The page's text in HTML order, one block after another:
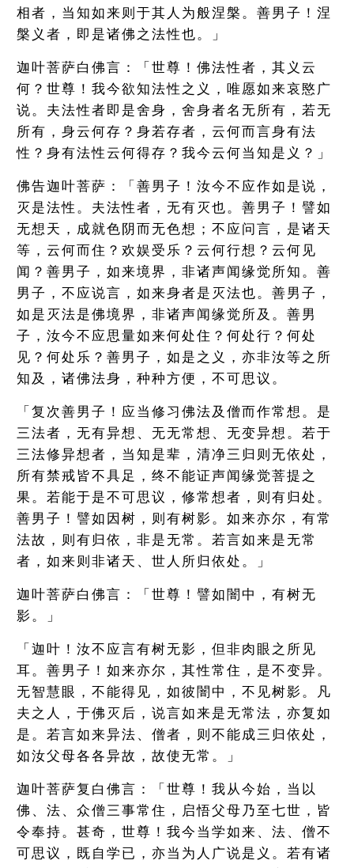
相者，当知如来则于其人为般涅槃。善男子！涅
槃义者，即是诸佛之法性也。」
迦叶菩萨白佛言：「世尊！佛法性者，其义云
何？世尊！我今欲知法性之义，唯愿如来哀愍广
说。夫法性者即是舍身，舍身者名无所有，若无
所有，身云何存？身若存者，云何而言身有法
性？身有法性云何得存？我今云何当知是义？」
佛告迦叶菩萨：「善男子！汝今不应作如是说，
灭是法性。夫法性者，无有灭也。善男子！譬如
无想天，成就色阴而无色想；不应问言，是诸天
等，云何而住？欢娱受乐？云何行想？云何见
闻？善男子，如来境界，非诸声闻缘觉所知。善
男子，不应说言，如来身者是灭法也。善男子，
如是灭法是佛境界，非诸声闻缘觉所及。善男
子，汝今不应思量如来何处住？何处行？何处
见？何处乐？善男子，如是之义，亦非汝等之所
知及，诸佛法身，种种方便，不可思议。
「复次善男子！应当修习佛法及僧而作常想。是
三法者，无有异想、无无常想、无变异想。若于
三法修异想者，当知是辈，清净三归则无依处，
所有禁戒皆不具足，终不能证声闻缘觉菩提之
果。若能于是不可思议，修常想者，则有归处。
善男子！譬如因树，则有树影。如来亦尔，有常
法故，则有归依，非是无常。若言如来是无常
者，如来则非诸天、世人所归依处。」
迦叶菩萨白佛言：「世尊！譬如闇中，有树无
影。」
「迦叶！汝不应言有树无影，但非肉眼之所见
耳。善男子！如来亦尔，其性常住，是不变异。
无智慧眼，不能得见，如彼闇中，不见树影。凡
夫之人，于佛灭后，说言如来是无常法，亦复如
是。若言如来异法、僧者，则不能成三归依处，
如汝父母各各异故，故使无常。」
迦叶菩萨复白佛言：「世尊！我从今始，当以
佛、法、众僧三事常住，启悟父母乃至七世，皆
令奉持。甚奇，世尊！我今当学如来、法、僧不
可思议，既自学已，亦当为人广说是义。若有诸